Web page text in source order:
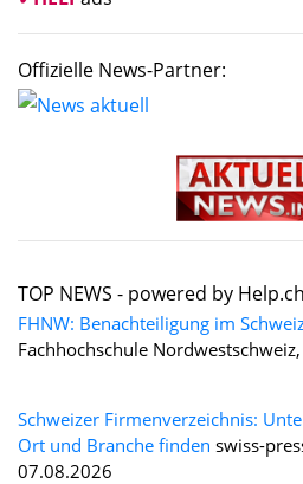
Offizielle News-Partner:
TOP NEWS - powered by Help.ch
FHNW: Benachteiligung im
Fachhochschule
Schweizer Firmenverzeichnis:
Ort und Branche finden swiss-
07.08.2026